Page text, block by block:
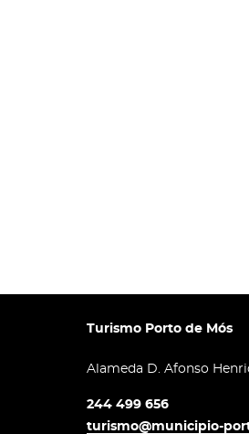
Turismo Porto de Mós
Alameda D. Afonso
244 499 656
turismo@municipio-